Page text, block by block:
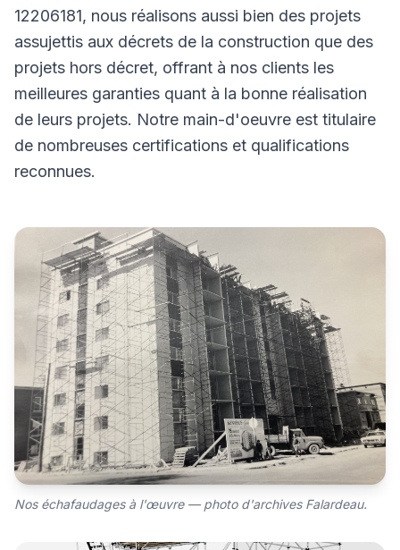
12206181, nous réalisons aussi bien des projets
assujettis aux décrets de la construction que des
projets hors décret, offrant à nos clients les
meilleures garanties quant à la bonne réalisation
de leurs projets. Notre main-d'oeuvre est titulaire
de nombreuses certifications et qualifications
reconnues.
Nos échafaudages à l'œuvre — photo d'archives Falardeau.